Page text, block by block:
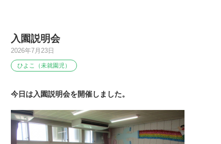
入園説明会
2026年7月23日
ひよこ（未就園児）
今日は入園説明会を開催しました。